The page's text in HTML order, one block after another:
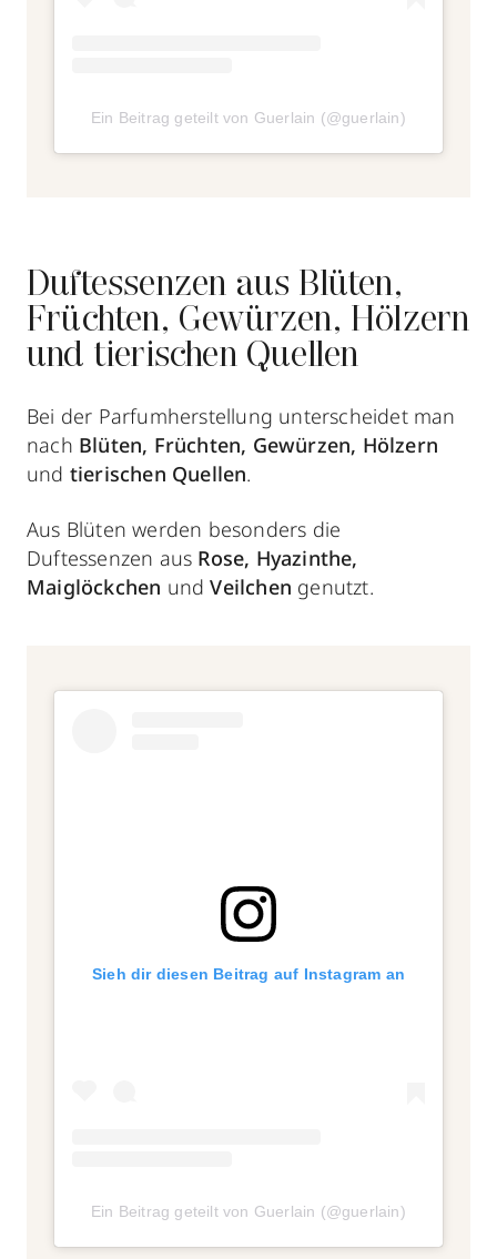
Ein Beitrag geteilt von Guerlain (@guerlain)
Duftessenzen aus Blüten,
Früchten, Gewürzen, Hölzern
und tierischen Quellen
Bei der Parfumherstellung unterscheidet man
nach Blüten, Früchten, Gewürzen, Hölzern
und tierischen Quellen.
Aus Blüten werden besonders die
Duftessenzen aus Rose, Hyazinthe,
Maiglöckchen und Veilchen genutzt.
Sieh dir diesen Beitrag auf Instagram an
Ein Beitrag geteilt von Guerlain (@guerlain)